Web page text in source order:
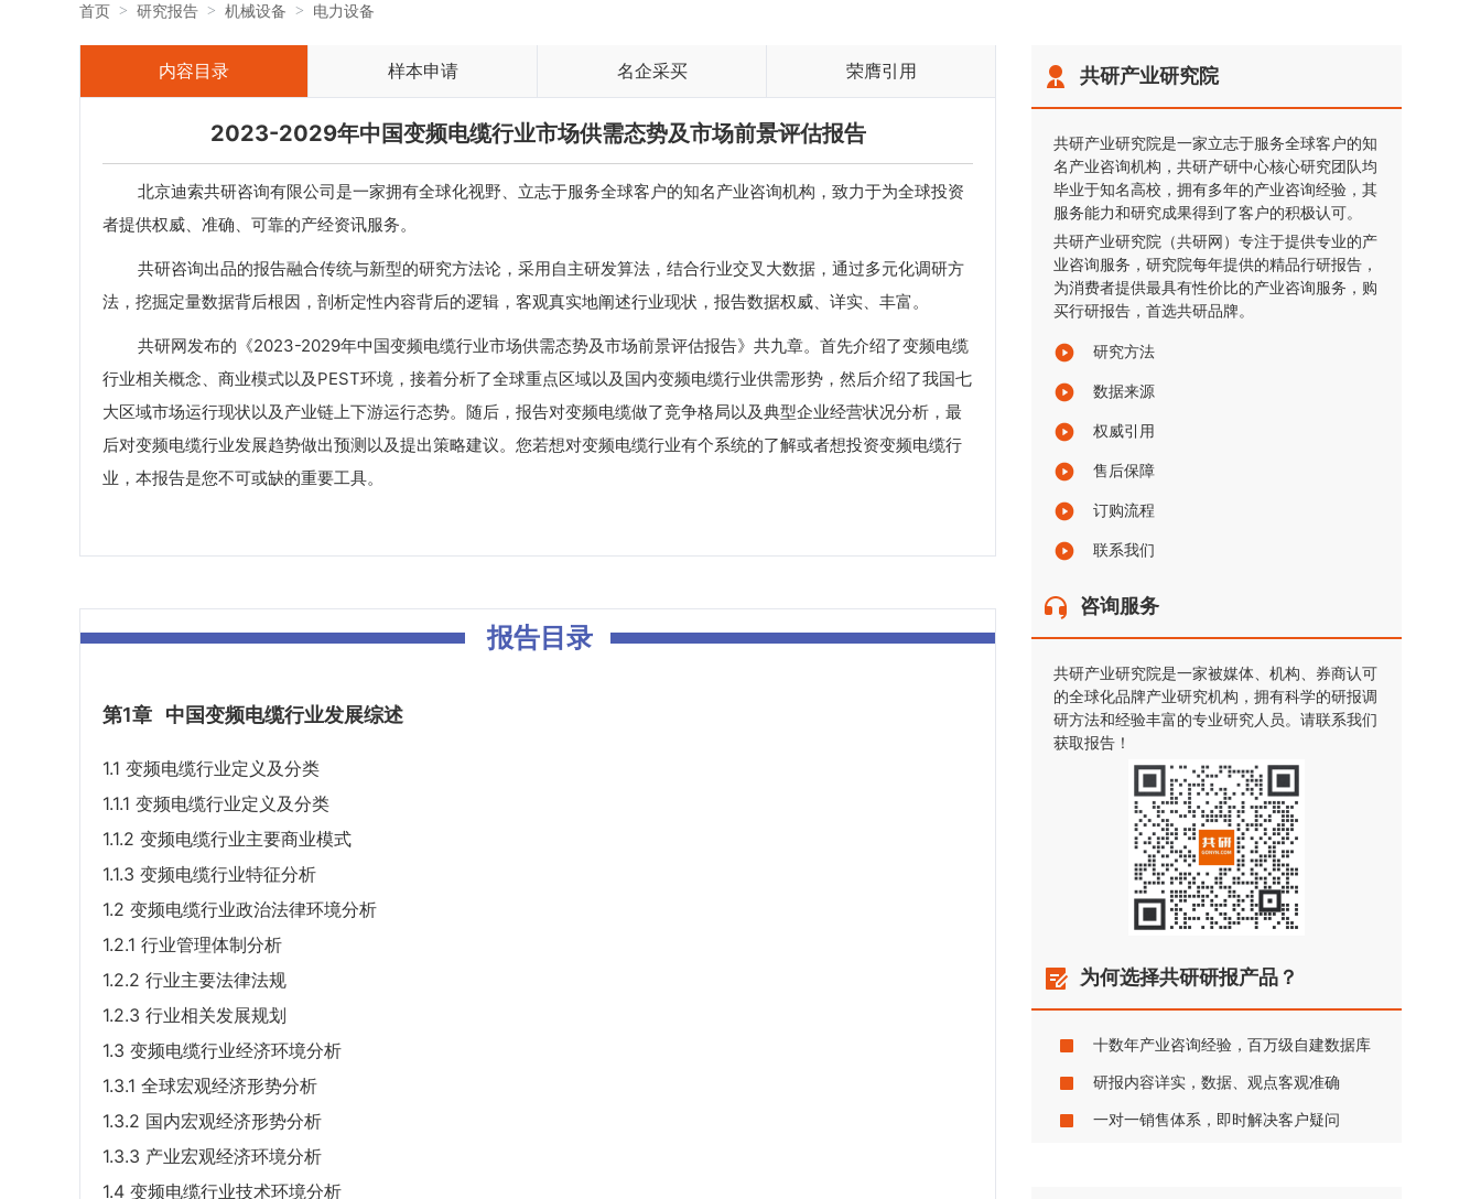
首页 研究报告 机械设备 电力设备
内容目录 样本申请 名企采买 荣膺引用
2023-2029年中国变频电缆行业市场供需态势及市场前景评估报告
北京迪索共研咨询有限公司是一家拥有全球化视野、立志于服务全球客户的知名产业咨询机构，致力于为全球投资
者提供权威、准确、可靠的产经资讯服务。
共研咨询出品的报告融合传统与新型的研究方法论，采用自主研发算法，结合行业交叉大数据，通过多元化调研方
法，挖掘定量数据背后根因，剖析定性内容背后的逻辑，客观真实地阐述行业现状，报告数据权威、详实、丰富。
共研网发布的《2023-2029年中国变频电缆行业市场供需态势及市场前景评估报告》共九章。首先介绍了变频电缆
行业相关概念、商业模式以及PEST环境，接着分析了全球重点区域以及国内变频电缆行业供需形势，然后介绍了我国七
大区域市场运行现状以及产业链上下游运行态势。随后，报告对变频电缆做了竞争格局以及典型企业经营状况分析，最
后对变频电缆行业发展趋势做出预测以及提出策略建议。您若想对变频电缆行业有个系统的了解或者想投资变频电缆行
业，本报告是您不可或缺的重要工具。
报告目录
第1章 中国变频电缆行业发展综述
1.1 变频电缆行业定义及分类
1.1.1 变频电缆行业定义及分类
1.1.2 变频电缆行业主要商业模式
1.1.3 变频电缆行业特征分析
1.2 变频电缆行业政治法律环境分析
1.2.1 行业管理体制分析
1.2.2 行业主要法律法规
1.2.3 行业相关发展规划
1.3 变频电缆行业经济环境分析
1.3.1 全球宏观经济形势分析
1.3.2 国内宏观经济形势分析
1.3.3 产业宏观经济环境分析
1.4 变频电缆行业技术环境分析
共研产业研究院
共研产业研究院是一家立志于服务全球客户的知
名产业咨询机构，共研产研中心核心研究团队均
毕业于知名高校，拥有多年的产业咨询经验，其
服务能力和研究成果得到了客户的积极认可。
共研产业研究院（共研网）专注于提供专业的产
业咨询服务，研究院每年提供的精品行研报告，
为消费者提供最具有性价比的产业咨询服务，购
买行研报告，首选共研品牌。
研究方法
数据来源
权威引用
售后保障
订购流程
联系我们
咨询服务
共研产业研究院是一家被媒体、机构、券商认可
的全球化品牌产业研究机构，拥有科学的研报调
研方法和经验丰富的专业研究人员。请联系我们
获取报告！
为何选择共研研报产品？
十数年产业咨询经验，百万级自建数据库
研报内容详实，数据、观点客观准确
一对一销售体系，即时解决客户疑问